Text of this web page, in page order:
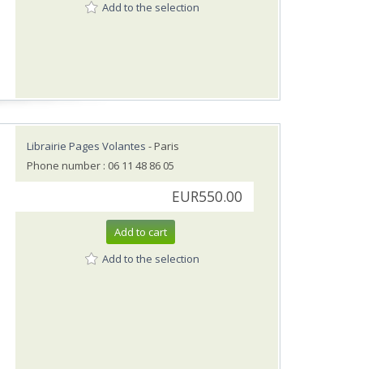
Add to the selection
Librairie Pages Volantes - Paris
Phone number : 06 11 48 86 05
EUR550.00
Add to cart
Add to the selection